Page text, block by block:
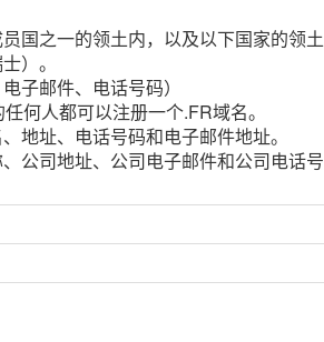
国之一的领土内，以及以下国家的领土
）。
子邮件、电话号码）
何人都可以注册一个.FR域名。
地址、电话号码和电子邮件地址。
公司地址、公司电子邮件和公司电话号